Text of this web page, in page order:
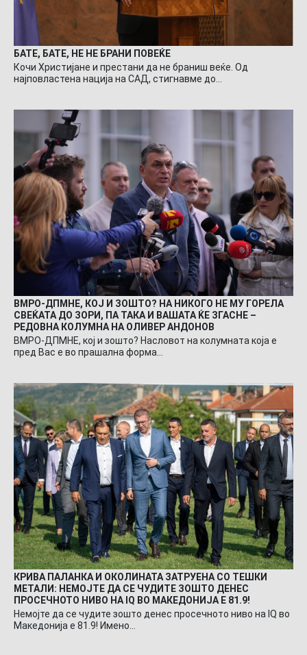
БАТЕ, БАТЕ, НЕ НЕ БРАНИ ПОВЕЌЕ
Кочи Христијане и престани да не браниш веќе. Од
најповластена нација на САД, стигнавме до…
ВМРО-ДПМНЕ, КОЈ И ЗОШТО? НА НИКОГО НЕ МУ ГОРЕЛА
СВЕЌАТА ДО ЗОРИ, ПА ТАКА И ВАШАТА ЌЕ ЗГАСНЕ –
РЕДОВНА КОЛУМНА НА ОЛИВЕР АНДОНОВ
ВМРО-ДПМНЕ, кој и зошто? Насловот на колумната која е
пред Вас е во прашална форма…
КРИВА ПАЛАНКА И ОКОЛИНАТА ЗАТРУЕНА СО ТЕШКИ
МЕТАЛИ: НЕМОЈТЕ ДА СЕ ЧУДИТЕ ЗОШТО ДЕНЕС
ПРОСЕЧНОТО НИВО НА IQ ВО МАКЕДОНИЈА Е 81.9!
Немојте да се чудите зошто денес просечното ниво на IQ во
Македонија е 81.9! Имено…